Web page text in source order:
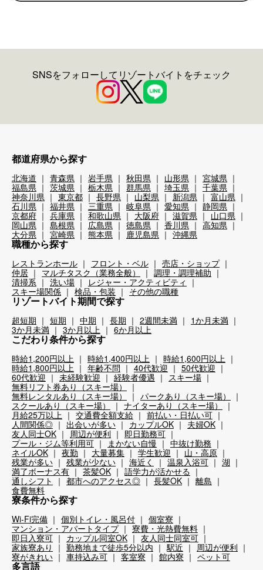
SNSをフォローしてリゾートバイトをチェック
都道府県から探す
北海道 青森県 岩手県 秋田県 山形県
宮城県
福島県
茨城県 栃木県 群馬県 埼玉県
千葉県
神奈川県
東京都 長野県 山梨県 新潟県
富山県
石川県
福井県 三重県 岐阜県 愛知県
静岡県
京都府
兵庫県 和歌山県 大阪府 滋賀県
山口県
岡山県
島根県 広島県 徳島県 香川県
高知県
大分県
宮崎県 熊本県 鹿児島県 沖縄県
職種から探す
レストランホール フロント・ベル
売店・ショップ
仲居
マルチタスク（業務全般）
調理・調理補助
清掃系
洗い場
レジャー・アクティビティ
スキー場関係
検品・包装 その他の職種
リゾートバイト期間で探す
超短期 短期 中期 長期 2週間未満
1か月未満
3か月未満
3か月以上 6か月以上
こだわり条件から探す
時給1,200円以上 時給1,400円以上
時給1,600円以上
時給1,800円以上
年齢不問 40代歓迎
50代歓迎
60代歓迎
未経験歓迎 経験者優遇
スキー場
無料リフト券あり（スキー場）
無料レンタルあり（スキー場）
パークあり（スキー場）
スクールあり（スキー場）
ナイターあり（スキー場）
月給25万以上
交通費全額支給
前払い・日払い可
人間関係◎
出会いが多い カップルOK
夫婦OK
友人同士OK
周辺が便利
即日勤務可
プール・ジム等利用可
まかない自慢
中抜け勤務
ネイルOK
夜勤 大量募集 学生歓迎
山・高原
残業が多い
残業が少ない 海近く 温泉入浴可
湖
満了ボーナス有
茶髪OK
語学力が活かせる
通しシフト
都市へのアクセス◎ 長髪OK
離島
食費無料
寮条件から探す
Wi-Fi完備 個別トイレ・風呂付
個室寮
マンション・アパートタイプ
寮費・光熱費無料
即日入寮可
カップル同室OK
友人同士同室可
家族寮あり
勤務地まで徒歩5分以内 駅近
周辺が便利
寮がきれい
車持込み可 客室寮 館内寮 ペット可
多言語